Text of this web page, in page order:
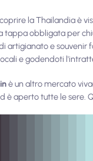
la Thailandia è
tappa obbligata per
artigianato e souvenir
e godendoti
è un altro mercato
è aperto tutte le sere.